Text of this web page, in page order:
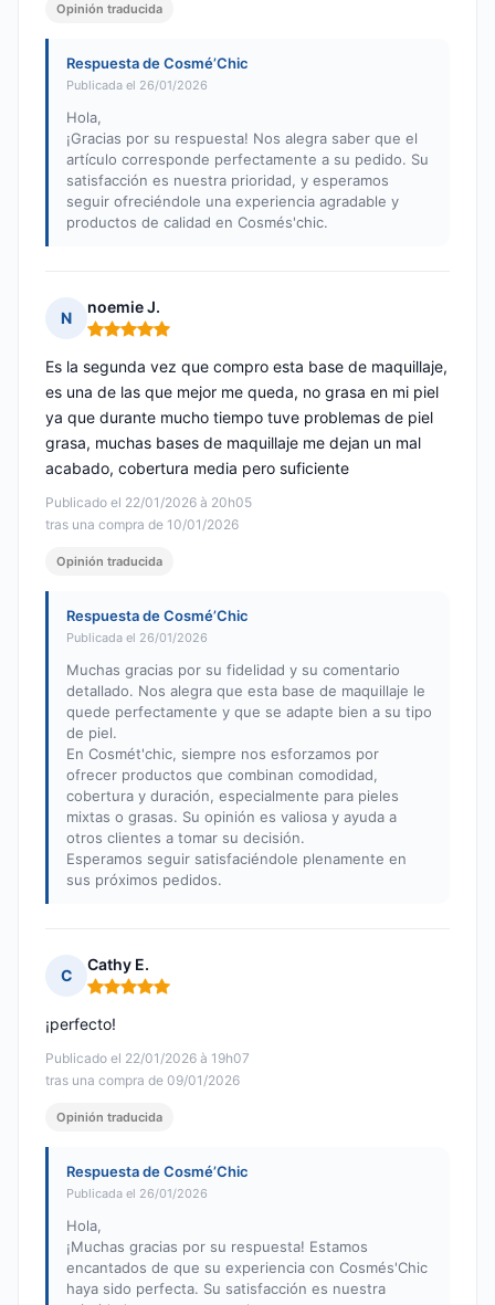
Opinión traducida
Respuesta de Cosmé’Chic
Publicada el 26/01/2026
Hola,
¡Gracias por su respuesta! Nos alegra saber que el
artículo corresponde perfectamente a su pedido. Su
satisfacción es nuestra prioridad, y esperamos
seguir ofreciéndole una experiencia agradable y
productos de calidad en Cosmés'chic.
N
noemie J.
Nota: 5 de 5
Publicado el 22/01/2026 à 20h05
tras una compra de 10/01/2026
Es la segunda vez que compro esta base de maquillaje,
es una de las que mejor me queda, no grasa en mi piel
ya que durante mucho tiempo tuve problemas de piel
grasa, muchas bases de maquillaje me dejan un mal
acabado, cobertura media pero suficiente
Opinión traducida
Respuesta de Cosmé’Chic
Publicada el 26/01/2026
Muchas gracias por su fidelidad y su comentario
detallado. Nos alegra que esta base de maquillaje le
quede perfectamente y que se adapte bien a su tipo
de piel.
En Cosmét'chic, siempre nos esforzamos por
ofrecer productos que combinan comodidad,
cobertura y duración, especialmente para pieles
mixtas o grasas. Su opinión es valiosa y ayuda a
otros clientes a tomar su decisión.
Esperamos seguir satisfaciéndole plenamente en
sus próximos pedidos.
C
Cathy E.
Nota: 5 de 5
Publicado el 22/01/2026 à 19h07
tras una compra de 09/01/2026
¡perfecto!
Opinión traducida
Respuesta de Cosmé’Chic
Publicada el 26/01/2026
Hola,
¡Muchas gracias por su respuesta! Estamos
encantados de que su experiencia con Cosmés'Chic
haya sido perfecta. Su satisfacción es nuestra